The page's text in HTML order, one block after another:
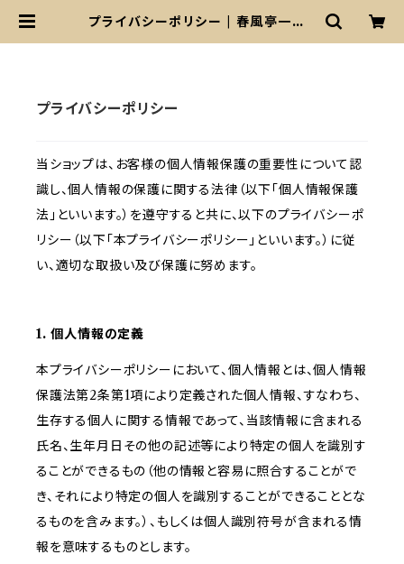
プライバシーポリシー | 春風亭一左S
プライバシーポリシー
当ショップは、お客様の個人情報保護の重要性について認
識し、個人情報の保護に関する法律（以下「個人情報保護
法」といいます。）を遵守すると共に、以下のプライバシーポ
リシー（以下「本プライバシーポリシー」といいます。）に従
い、適切な取扱い及び保護に努めます。
1. 個人情報の定義
本プライバシーポリシーにおいて、個人情報とは、個人情報
保護法第2条第1項により定義された個人情報、すなわち、
生存する個人に関する情報であって、当該情報に含まれる
氏名、生年月日その他の記述等により特定の個人を識別す
ることができるもの（他の情報と容易に照合することがで
き、それにより特定の個人を識別することができることとな
るものを含みます。）、もしくは個人識別符号が含まれる情
報を意味するものとします。